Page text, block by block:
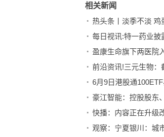
相关新闻
热头条丨淡季不淡 鸡
每日视讯:特一药业披
盈康生命旗下两医院
前沿资讯!三元生物：
豪江智能：控股股东
快播：内容正在升级
观察：宁夏银川：城